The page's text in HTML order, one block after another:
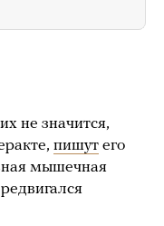
не значится,
пишут его
мышечная